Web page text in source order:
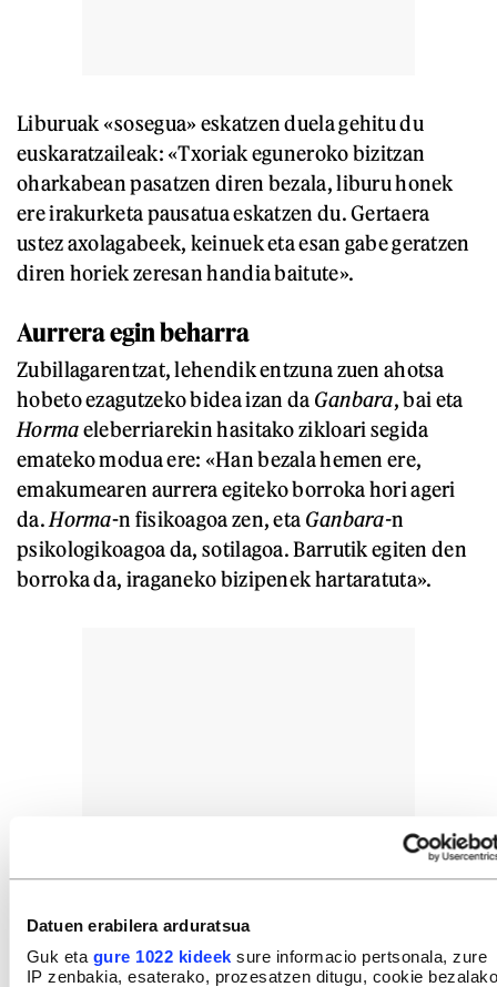
Datuen erabilera arduratsua
Guk eta gure 1022 kideek sure informacio pertsonala, zure
IP zenbakia, esaterako, prozesatzen ditugu, cookie bezalako
Liburuak «sosegua» eskatzen duela gehitu du
euskaratzaileak: «Txoriak eguneroko bizitzan
oharkabean pasatzen diren bezala, liburu honek
ere irakurketa pausatua eskatzen du. Gertaera
ustez axolagabeek, keinuek eta esan gabe geratzen
diren horiek zeresan handia baitute».
Aurrera egin beharra
Zubillagarentzat, lehendik entzuna zuen ahotsa
hobeto ezagutzeko bidea izan da Ganbara, bai eta
Hormaeleberriarekin hasitako zikloari segida
emateko modua ere: «Han bezala hemen ere,
emakumearen aurrera egiteko borroka hori ageri
da. Horma-n fisikoagoa zen, eta Ganbara-n
psikologikoagoa da, sotilagoa. Barrutik egiten den
borroka da, iraganeko bizipenek hartaratuta».